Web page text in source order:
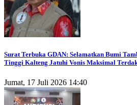
Surat Terbuka GDAN: Selamatkan Bumi
Tinggi Kalteng Jatuhi Vonis Maksimal
Jumat, 17 Juli 2026 14:40